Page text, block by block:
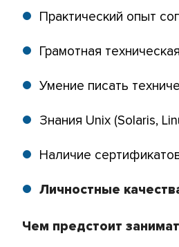
Практический опыт
Грамотная
Умение писать
Знания Unix (Solaris,
Наличие
Личностные
Чем предстоит